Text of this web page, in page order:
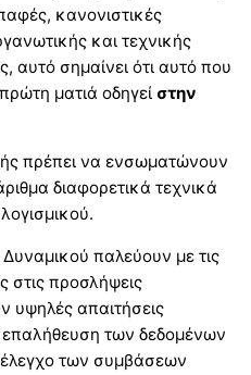
κανονιστικές
και τεχνικής
αυτό σημαίνει ότι αυτό που
ματιά οδηγεί στην
πρέπει να ενσωματώνουν
διαφορετικά τεχνικά
παλεύουν με τις
στις προσλήψεις
υψηλές απαιτήσεις
των δεδομένων
των συμβάσεων